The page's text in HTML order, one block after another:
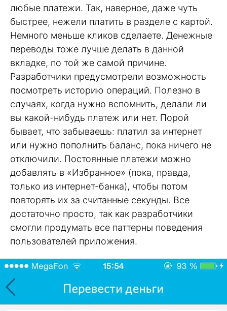
любые платежи. Так, наверное, даже чуть
быстрее, нежели платить в разделе с картой.
Немного меньше кликов сделаете. Денежные
переводы тоже лучше делать в данной
вкладке, по той же самой причине.
Разработчики предусмотрели возможность
посмотреть историю операций. Полезно в
случаях, когда нужно вспомнить, делали ли
вы какой-нибудь платеж или нет. Порой
бывает, что забываешь: платил за интернет
или нужно пополнить баланс, пока ничего не
отключили. Постоянные платежи можно
добавлять в «Избранное» (пока, правда,
только из интернет-банка), чтобы потом
повторять их за считанные секунды. Все
достаточно просто, так как разработчики
смогли продумать все паттерны поведения
пользователей приложения.